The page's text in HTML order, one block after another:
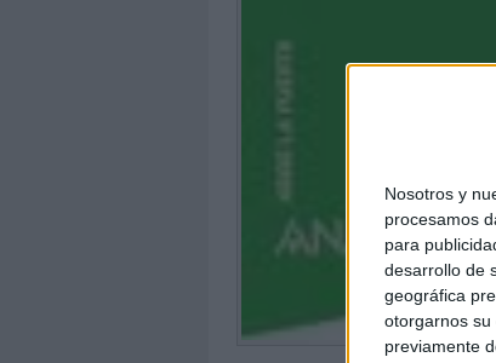
Nosotros y
procesamos
para
desarrollo de
geográfica
otorgarnos su
previamente